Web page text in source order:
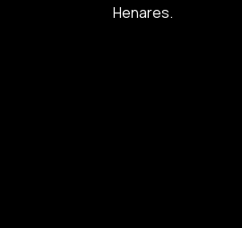
Henares.